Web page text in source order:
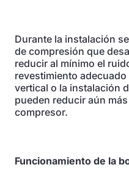
Durante la instalación
de compresión que
reducir al mínimo el
revestimiento
vertical o la instalación
pueden reducir aún
compresor.
Funcionamiento de la